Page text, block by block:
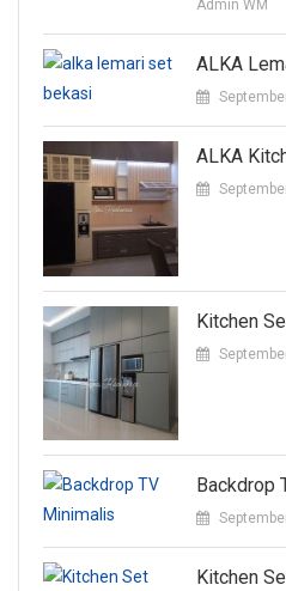
Admin WM
ALKA
ALKA
Kitchen
Backdrop
Kitchen